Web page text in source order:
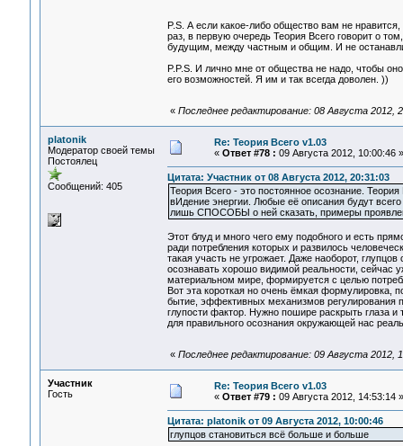
P.S. А если какое-либо общество вам не
раз, в первую очередь Теория Всего говорит о
будущим, между частным и общим. И не
P.P.S. И лично мне от общества не надо, чтобы
его возможностей. Я им и так всегда доволен. ))
« Последнее редактирование: 08 Августа 2012,
platonik
Модератор своей темы
Постоялец
Сообщений: 405
Re: Теория Всего v1.03
« Ответ #78 : 09 Августа 2012, 10:00:46 »
Цитата: Участник от 08 Августа 2012, 20:31:03
Теория Всего - это постоянное осознание.
вИдение энергии. Любые её описания будут
лишь СПОСОБЫ о ней сказать, примеры
Этот блуд и много чего ему подобного и есть
ради потребления которых и развилось
такая участь не угрожает. Даже наоборот,
осознавать хорошо видимой реальности, сейчас
материальном мире, формируется с целью
Вот эта короткая но очень ёмкая формулировка,
бытие, эффективных механизмов регулирования
глупости фактор. Нужно пошире раскрыть глаза и
для правильного осознания окружающей нас
« Последнее редактирование: 09 Августа 2012,
Участник
Гость
Re: Теория Всего v1.03
« Ответ #79 : 09 Августа 2012, 14:53:14 »
Цитата: platonik от 09 Августа 2012, 10:00:46
глупцов становиться всё больше и больше